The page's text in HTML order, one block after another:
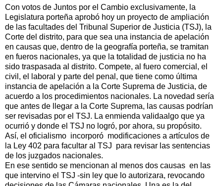
Con votos de Juntos por el Cambio exclusivamente, la
Legislatura porteña aprobó hoy un proyecto de ampliación
de las facultades del Tribunal Superior de Justicia (TSJ), la
Corte del distrito, para que sea una instancia de apelación
en causas que, dentro de la geografía porteña, se tramitan
en fueros nacionales, ya que la totalidad de justicia no ha
sido traspasada al distrito. Compete, al fuero comercial, el
civil, el laboral y parte del penal, que tiene como última
instancia de apelación a la Corte Suprema de Justicia, de
acuerdo a los procedimientos nacionales. La novedad sería
que antes de llegar a la Corte Suprema, las causas podrían
ser revisadas por el TSJ. La enmienda validaalgo que ya
ocurrió y donde el TSJ no logró, por ahora, su propósito.
Así, el oficialismo incorporó modificaciones a artículos de
la Ley 402 para facultar al TSJ para revisar las sentencias
de los juzgados nacionales.
En ese sentido se mencionan al menos dos causas en las
que intervino el TSJ -sin ley que lo autorizara, revocando